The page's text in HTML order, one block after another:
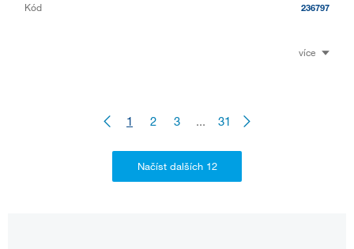
Kód 236797
více
1 2 3 ... 31